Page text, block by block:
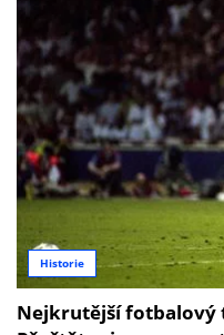
Historie
Nejkrutější fotbalový